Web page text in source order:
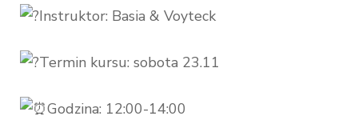
Instruktor: Basia & Voyteck
Termin kursu: sobota 23.11
Godzina: 12:00-14:00